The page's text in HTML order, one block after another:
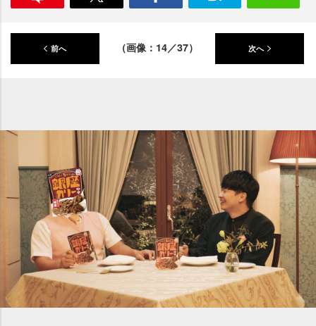
前へ （画像：14／37） 次へ